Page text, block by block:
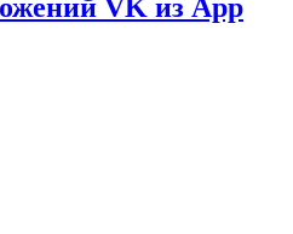
VK из App